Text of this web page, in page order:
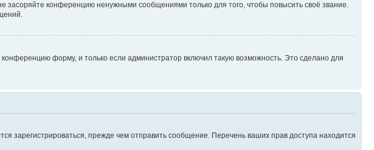
конференцию ненужными сообщениями только для того, чтобы повысить своё звание.
форму, и только если администратор включил такую возможность. Это сделано для
прежде чем отправить сообщение. Перечень ваших прав доступа находится